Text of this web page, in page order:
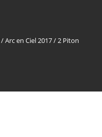
/Arc en Ciel 2017/2 Piton